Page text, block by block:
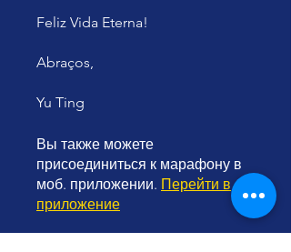
Feliz Vida Eterna!
Abraços,
Yu Ting
Вы также можете
присоединиться к марафону в
моб. приложении. Перейти в
приложение